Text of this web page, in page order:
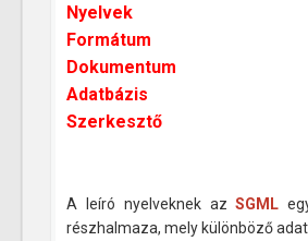
Nyelvek
Formátum
Dokumentum
Adatbázis
Szerkesztő
A leíró nyelveknek azSGML
részhalmaza, mely különböző